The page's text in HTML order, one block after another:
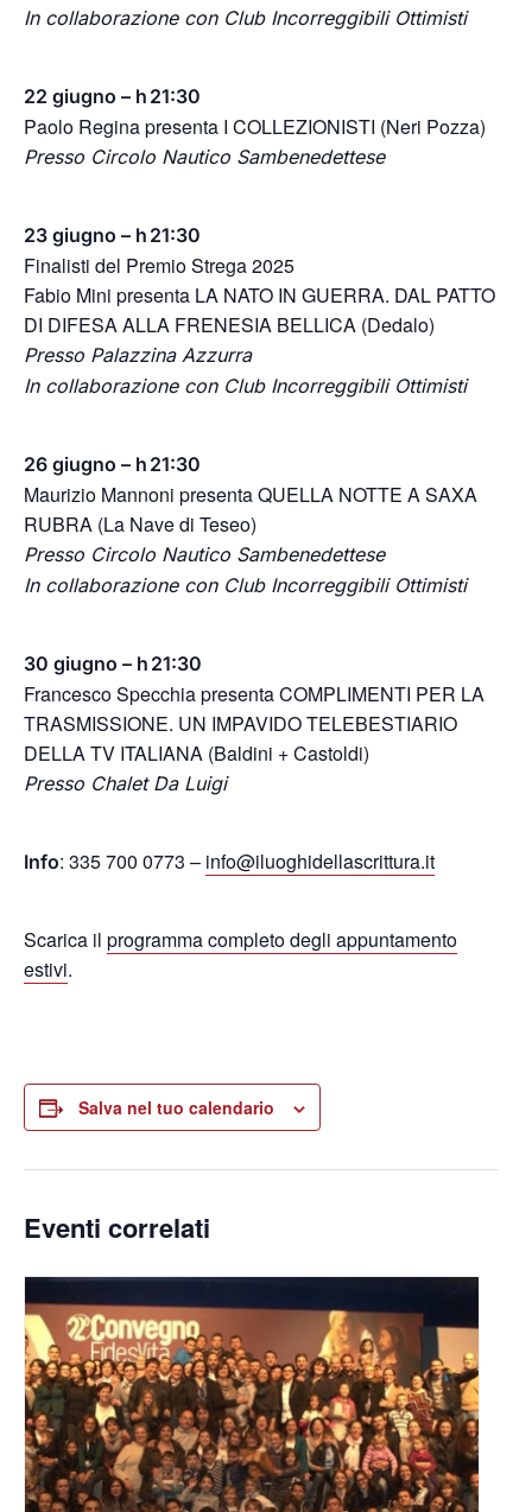
In collaborazione con Club Incorreggibili Ottimisti
22 giugno – h 21:30
Paolo Regina presenta I COLLEZIONISTI (Neri Pozza)
Presso Circolo Nautico Sambenedettese
23 giugno – h 21:30
Finalisti del Premio Strega 2025
Fabio Mini presenta LA NATO IN GUERRA. DAL PATTO
DI DIFESA ALLA FRENESIA BELLICA (Dedalo)
Presso Palazzina Azzurra
In collaborazione con Club Incorreggibili Ottimisti
26 giugno – h 21:30
Maurizio Mannoni presenta QUELLA NOTTE A SAXA
RUBRA (La Nave di Teseo)
Presso Circolo Nautico Sambenedettese
In collaborazione con Club Incorreggibili Ottimisti
30 giugno – h 21:30
Francesco Specchia presenta COMPLIMENTI PER LA
TRASMISSIONE. UN IMPAVIDO TELEBESTIARIO
DELLA TV ITALIANA (Baldini + Castoldi)
Presso Chalet Da Luigi
Info: 335 700 0773 – info@iluoghidellascrittura.it
Scarica il programma completo degli appuntamento
estivi.
Salva nel tuo calendario
Eventi correlati